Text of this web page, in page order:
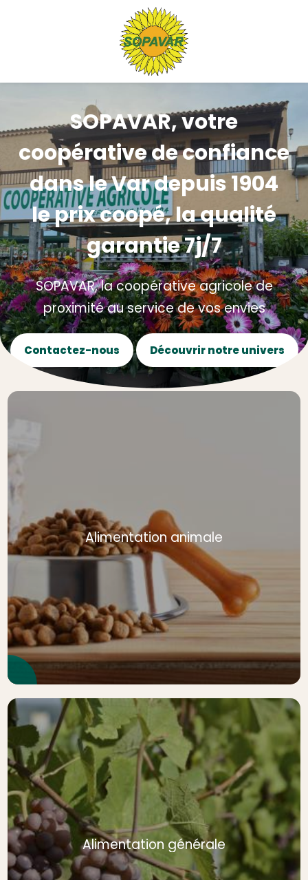
SOPAVAR, votre
coopérative de confiance
dans le Var depuis 1904
le prix coopé, la qualité
garantie 7j/7
SOPAVAR, la coopérative agricole de
proximité au service de vos envies
Contactez-nous Découvrir notre univers
Alimentation animale
Alimentation générale
Panneau de gestion des cookies